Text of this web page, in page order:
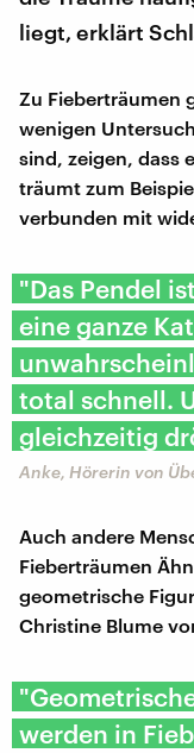
liegt, erklärt
Zu Fieberträumen
wenigen
sind, zeigen, dass
träumt zum
verbunden mit
"Das Pendel
eine ganze
total schnell.
gleichzeitig
Anke, Hörerin von
Auch andere
Fieberträumen
geometrische
Christine Blume
werden in